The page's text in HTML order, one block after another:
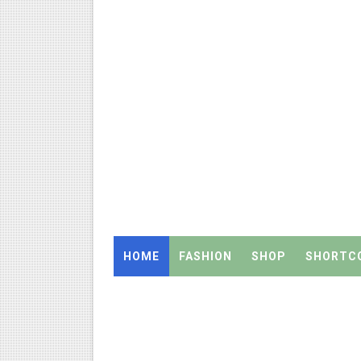
TN SSLC Supplementary
ஒருங்கிணைந்த பள்ளிக்
தமிழ்நாடு அரசு ஊழியர்கள்
இராணிப்பேட்டை:
Census 2027: கோவை பள்ளி
Census 2027: திருவள்ளூர்
HOME FASHION SHOP